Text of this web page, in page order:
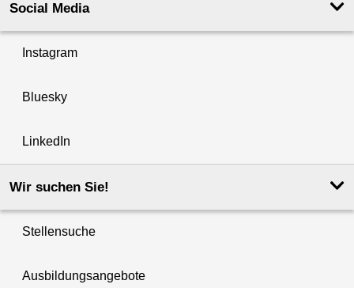
Social Media
Instagram
Bluesky
LinkedIn
Wir suchen Sie!
Stellensuche
Ausbildungsangebote